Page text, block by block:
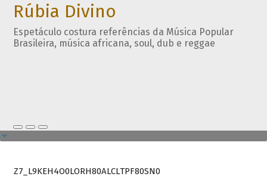
Rúbia Divino
Espetáculo costura referências da Música Popular
Brasileira, música africana, soul, dub e reggae
Z7_L9KEH4O0LORH80ALCLTPF80SN0